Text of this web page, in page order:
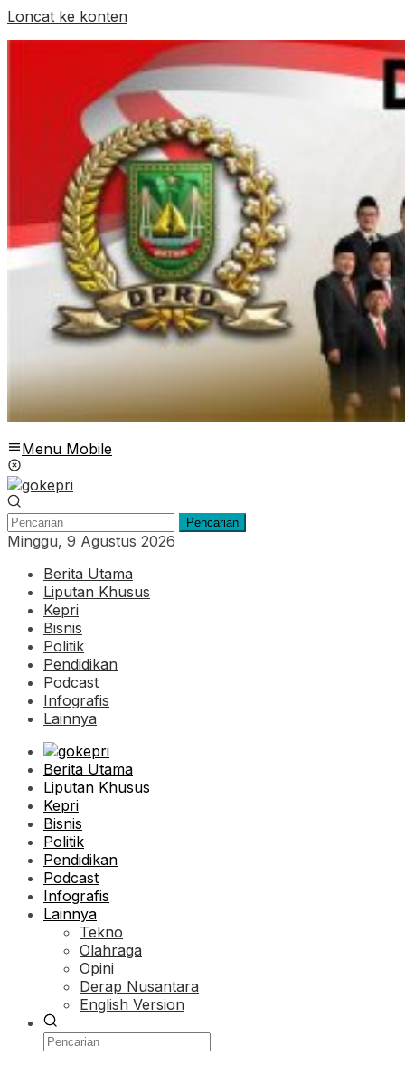
Loncat ke konten
Menu Mobile
Pencarian
Minggu, 9 Agustus 2026
Berita Utama
Liputan Khusus
Kepri
Bisnis
Politik
Pendidikan
Podcast
Infografis
Lainnya
Berita Utama
Liputan Khusus
Kepri
Bisnis
Politik
Pendidikan
Podcast
Infografis
Lainnya
Tekno
Olahraga
Opini
Derap Nusantara
English Version